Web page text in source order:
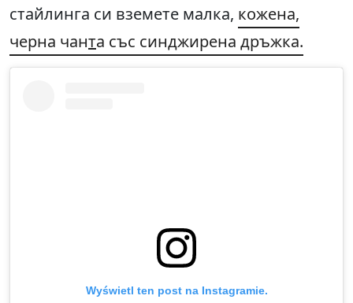
стайлинга си вземете малка, кожена,
черна чанта със синджирена дръжка.
Wyświetl ten post na Instagramie.